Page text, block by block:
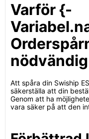
Varför {-
nödvändig
Att spåra din Swiship
säkerställa att din
Genom att ha
vara säker på att den